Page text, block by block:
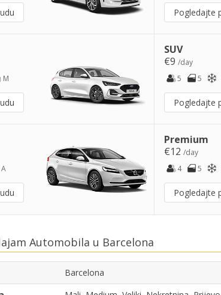
Pogledajte
M
SUV
€9/day
5
5
Pogledajte
A
Premium
€12/day
4
5
Pogledajte
Automobila u Barcelona
Barcelona